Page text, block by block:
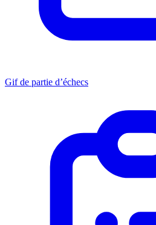
Gif de partie d’échecs